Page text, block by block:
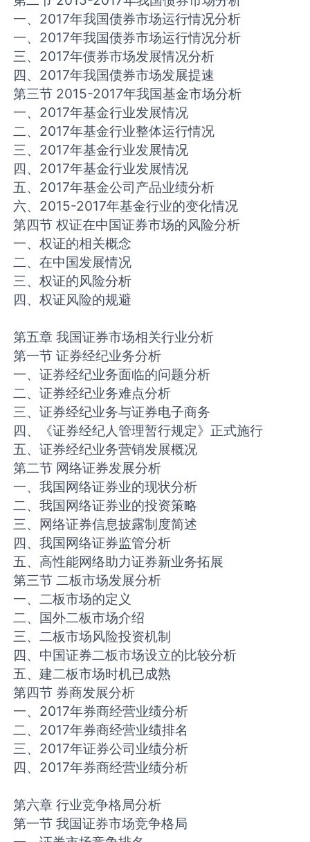
一、2017年我国债券市场运行情况分析
一、2017年我国债券市场运行情况分析
三、2017年债券市场发展情况分析
四、2017年我国债券市场发展提速
第三节 2015-2017年我国基金市场分析
一、2017年基金行业发展情况
二、2017年基金行业整体运行情况
三、2017年基金行业发展情况
四、2017年基金行业发展情况
五、2017年基金公司产品业绩分析
六、2015-2017年基金行业的变化情况
第四节 权证在中国证券市场的风险分析
一、权证的相关概念
二、在中国发展情况
三、权证的风险分析
四、权证风险的规避
第五章 我国证券市场相关行业分析
第一节 证券经纪业务分析
一、证券经纪业务面临的问题分析
二、证券经纪业务难点分析
三、证券经纪业务与证券电子商务
四、《证券经纪人管理暂行规定》正式施行
五、证券经纪业务营销发展概况
第二节 网络证券发展分析
一、我国网络证券业的现状分析
二、我国网络证券业的投资策略
三、网络证券信息披露制度简述
四、我国网络证券监管分析
五、高性能网络助力证券新业务拓展
第三节 二板市场发展分析
一、二板市场的定义
二、国外二板市场介绍
三、二板市场风险投资机制
四、中国证券二板市场设立的比较分析
五、建二板市场时机已成熟
第四节 券商发展分析
一、2017年券商经营业绩分析
二、2017年券商经营业绩排名
三、2017年证券公司业绩分析
四、2017年券商经营业绩分析
第六章 行业竞争格局分析
第一节 我国证券市场竞争格局